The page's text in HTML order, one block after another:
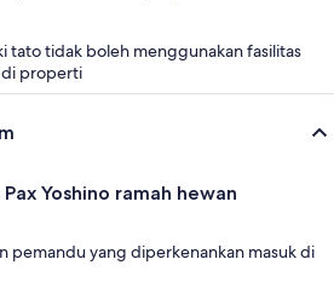
tato tidak boleh menggunakan fasilitas
properti
Yoshino ramah hewan
pemandu yang diperkenankan masuk di